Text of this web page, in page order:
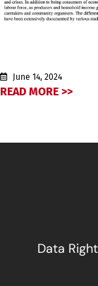
June 14, 2024
READ MORE >>
Data